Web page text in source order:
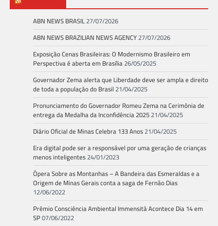
ABN NEWS BRASIL 27/07/2026
ABN NEWS BRAZILIAN NEWS AGENCY 27/07/2026
Exposição Cenas Brasileiras: O Modernismo Brasileiro em
Perspectiva é aberta em Brasília 26/05/2025
Governador Zema alerta que Liberdade deve ser ampla e direito
de toda a população do Brasil 21/04/2025
Pronunciamento do Governador Romeu Zema na Cerimônia de
entrega da Medalha da Inconfidência 2025 21/04/2025
Diário Oficial de Minas Celebra 133 Anos 21/04/2025
Era digital pode ser a responsável por uma geração de crianças
menos inteligentes 24/01/2023
Ópera Sobre as Montanhas – A Bandeira das Esmeraldas e a
Origem de Minas Gerais conta a saga de Fernão Dias
12/06/2022
Prêmio Consciência Ambiental Immensità Acontece Dia 14 em
SP07/06/2022